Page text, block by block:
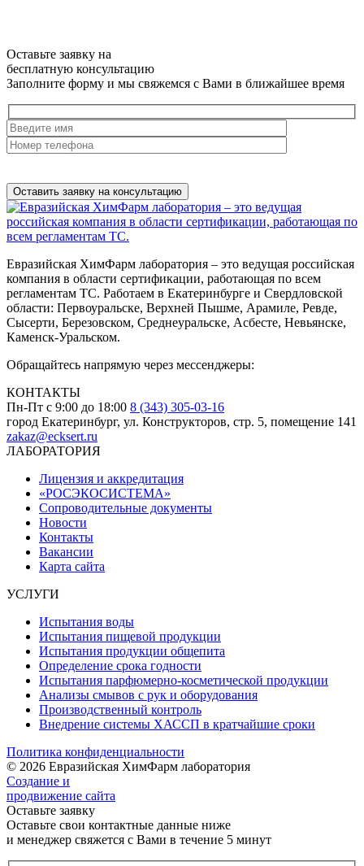
Оставьте заявку на
бесплатную консультацию
Заполните форму и мы свяжемся с Вами в ближайшее время
Евразийская ХимФарм лаборатория – это ведущая российская
компания в области сертификации, работающая по всем
регламентам ТС. Работаем в Екатеринбурге и Свердловской
области: Первоуральске, Верхней Пышме, Арамиле, Ревде,
Сысерти, Березовском, Среднеуральске, Асбесте, Невьянске,
Каменск-Уральском.
Обращайтесь напрямую через мессенджеры:
КОНТАКТЫ
Пн-Пт с 9:00 до 18:00 8 (343) 305-03-16
город Екатеринбург, ул. Конструкторов, стр. 5, помещение 141
zakaz@ecksert.ru
ЛАБОРАТОРИЯ
Лицензия и аккредитация
«РОСЭКОСИСТЕМА»
Сопроводительные документы
Новости
Контакты
Вакансии
Карта сайта
УСЛУГИ
Испытания воды
Испытания пищевой продукции
Испытания продукции общепита
Определение срока годности
Испытания парфюмерно-косметической продукции
Анализы смывов с рук и оборудования
Производственный контроль
Внедрение системы ХАССП в кратчайшие сроки
Политика конфиденциальности
© 2026 Евразийская ХимФарм лаборатория
Создание и
продвижение сайта
Оставьте заявку
Оставьте свои контактные данные ниже
и менеджер свяжется с Вами в течение 5 минут